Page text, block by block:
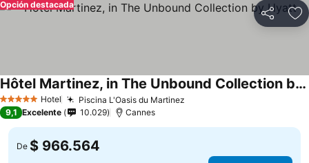
Compartir
Opción destacada
5 Estrellas Hotel Piscina L'Oasis du Martinez
Hôtel Martinez, in The Unbound Collection by Hyatt
9,1 Excelente 10.029 Cannes
De $ 966.564